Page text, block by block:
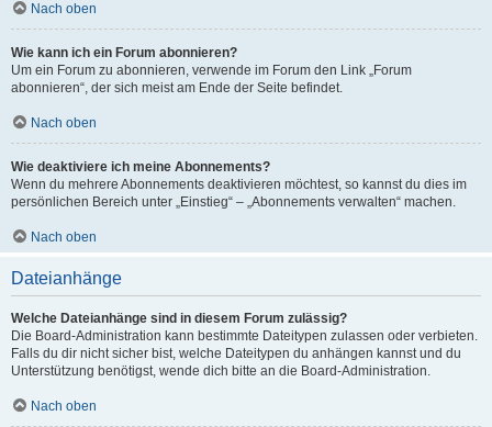
Nach oben
Wie kann ich ein Forum abonnieren?
Um ein Forum zu abonnieren, verwende im Forum den Link „Forum
abonnieren“, der sich meist am Ende der Seite befindet.
Nach oben
Wie deaktiviere ich meine Abonnements?
Wenn du mehrere Abonnements deaktivieren möchtest, so kannst du dies im
persönlichen Bereich unter „Einstieg“ – „Abonnements verwalten“ machen.
Nach oben
Dateianhänge
Welche Dateianhänge sind in diesem Forum zulässig?
Die Board-Administration kann bestimmte Dateitypen zulassen oder verbieten.
Falls du dir nicht sicher bist, welche Dateitypen du anhängen kannst und du
Unterstützung benötigst, wende dich bitte an die Board-Administration.
Nach oben